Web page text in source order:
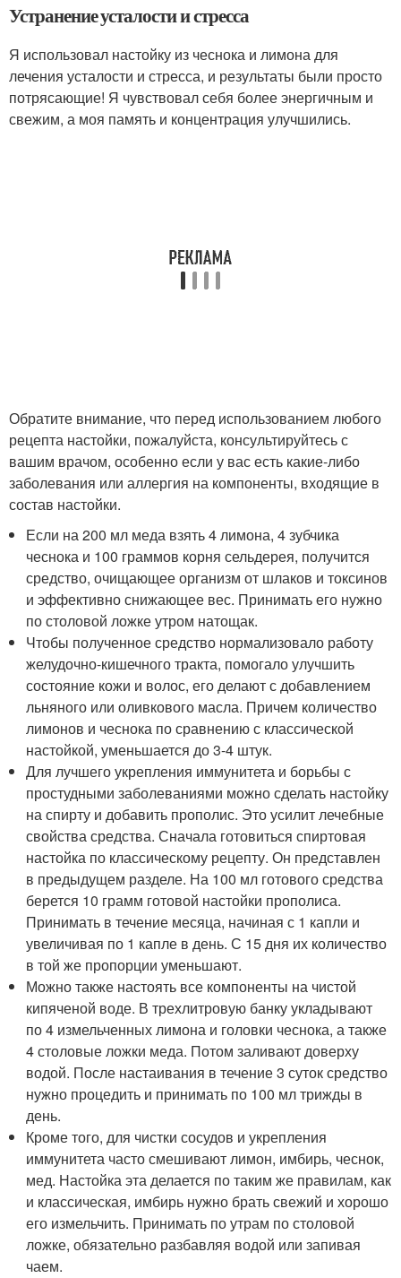
Устранение усталости и стресса
Я использовал настойку из чеснока и лимона для
лечения усталости и стресса, и результаты были просто
потрясающие! Я чувствовал себя более энергичным и
свежим, а моя память и концентрация улучшились.
Обратите внимание, что перед использованием любого
рецепта настойки, пожалуйста, консультируйтесь с
вашим врачом, особенно если у вас есть какие-либо
заболевания или аллергия на компоненты, входящие в
состав настойки.
Если на 200 мл меда взять 4 лимона, 4 зубчика
чеснока и 100 граммов корня сельдерея, получится
средство, очищающее организм от шлаков и токсинов
и эффективно снижающее вес. Принимать его нужно
по столовой ложке утром натощак.
Чтобы полученное средство нормализовало работу
желудочно-кишечного тракта, помогало улучшить
состояние кожи и волос, его делают с добавлением
льняного или оливкового масла. Причем количество
лимонов и чеснока по сравнению с классической
настойкой, уменьшается до 3-4 штук.
Для лучшего укрепления иммунитета и борьбы с
простудными заболеваниями можно сделать настойку
на спирту и добавить прополис. Это усилит лечебные
свойства средства. Сначала готовиться спиртовая
настойка по классическому рецепту. Он представлен
в предыдущем разделе. На 100 мл готового средства
берется 10 грамм готовой настойки прополиса.
Принимать в течение месяца, начиная с 1 капли и
увеличивая по 1 капле в день. С 15 дня их количество
в той же пропорции уменьшают.
Можно также настоять все компоненты на чистой
кипяченой воде. В трехлитровую банку укладывают
по 4 измельченных лимона и головки чеснока, а также
4 столовые ложки меда. Потом заливают доверху
водой. После настаивания в течение 3 суток средство
нужно процедить и принимать по 100 мл трижды в
день.
Кроме того, для чистки сосудов и укрепления
иммунитета часто смешивают лимон, имбирь, чеснок,
мед. Настойка эта делается по таким же правилам, как
и классическая, имбирь нужно брать свежий и хорошо
его измельчить. Принимать по утрам по столовой
ложке, обязательно разбавляя водой или запивая
чаем.